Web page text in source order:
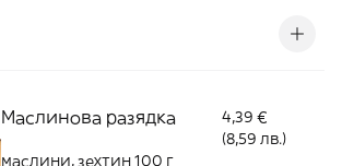
Маслинова разядка
4,39 €
(8,59 лв.)
маслини, зехтин 100 г